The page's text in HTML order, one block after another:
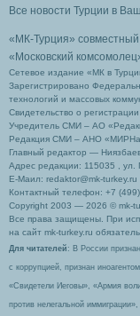
Все новости Турции в
«МК-Турция» совместный
«Московский
Сетевое издание «МК в
Зарегистрировано
технологий и массовых
Свидетельство о
Учредитель СМИ – АО
Редакция СМИ – АНО
Главный редактор —
Адрес редакции: 115035 , ул.
Е-Маил: redaktor@mk-turkey.ru
Контактный телефон: +7
Copyright 2003 — 2026 © mk-
Все права защищены. При
на сайт mk-turkey.ru
Для читателей : В России
с коррупцией, признан
«Свидетели Иеговы», «Армия
против нелегальной